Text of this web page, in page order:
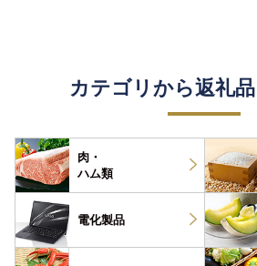
カテゴリから返礼
肉・
ハム類
電化製品